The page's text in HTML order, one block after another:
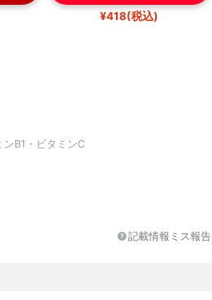
¥418(税込)
B1・ビタミンC
記載情報ミス報告